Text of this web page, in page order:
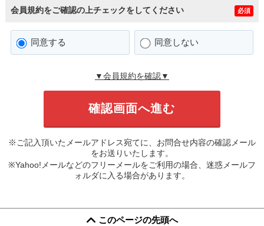
会員規約をご確認の上チェックをしてください 必須
同意する 同意しない
▼会員規約を確認▼
※ご記入頂いたメールアドレス宛てに、お問合せ内容の確認メール
をお送りいたします。
※Yahoo!メールなどのフリーメールをご利用の場合、迷惑メールフ
ォルダに入る場合があります。
このページの先頭へ